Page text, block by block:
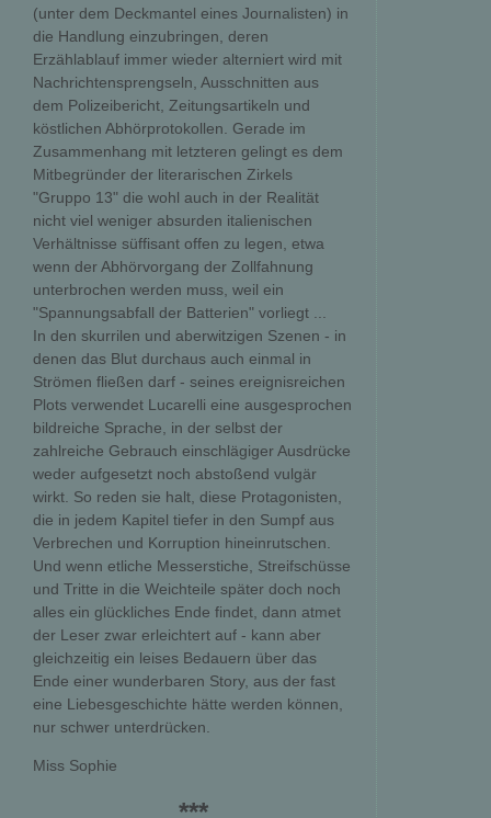
(unter dem Deckmantel eines Journalisten) in
die Handlung einzubringen, deren
Erzählablauf immer wieder alterniert wird mit
Nachrichtensprengseln, Ausschnitten aus
dem Polizeibericht, Zeitungsartikeln und
köstlichen Abhörprotokollen. Gerade im
Zusammenhang mit letzteren gelingt es dem
Mitbegründer der literarischen Zirkels
"Gruppo 13" die wohl auch in der Realität
nicht viel weniger absurden italienischen
Verhältnisse süffisant offen zu legen, etwa
wenn der Abhörvorgang der Zollfahnung
unterbrochen werden muss, weil ein
"Spannungsabfall der Batterien" vorliegt ...
In den skurrilen und aberwitzigen Szenen - in
denen das Blut durchaus auch einmal in
Strömen fließen darf - seines ereignisreichen
Plots verwendet Lucarelli eine ausgesprochen
bildreiche Sprache, in der selbst der
zahlreiche Gebrauch einschlägiger Ausdrücke
weder aufgesetzt noch abstoßend vulgär
wirkt. So reden sie halt, diese Protagonisten,
die in jedem Kapitel tiefer in den Sumpf aus
Verbrechen und Korruption hineinrutschen.
Und wenn etliche Messerstiche, Streifschüsse
und Tritte in die Weichteile später doch noch
alles ein glückliches Ende findet, dann atmet
der Leser zwar erleichtert auf - kann aber
gleichzeitig ein leises Bedauern über das
Ende einer wunderbaren Story, aus der fast
eine Liebesgeschichte hätte werden können,
nur schwer unterdrücken.
Miss Sophie
***